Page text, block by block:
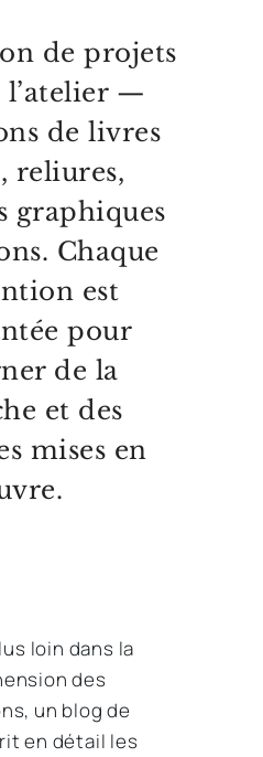
de projets
l’atelier —
de livres
reliures,
graphiques
Chaque
est
pour
de la
et des
mises en
loin dans la
des
un blog de
en détail les